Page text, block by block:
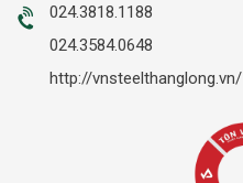
024.3818.1188
024.3584.0648
http://vnsteelthanglong.vn/